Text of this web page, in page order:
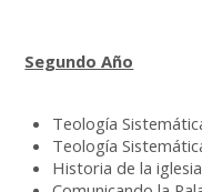
Segundo Año
Teología
Teología
Historia de la iglesia